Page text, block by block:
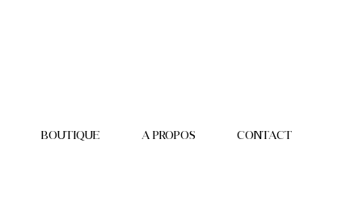
BOUTIQUE A PROPOS CONTACT